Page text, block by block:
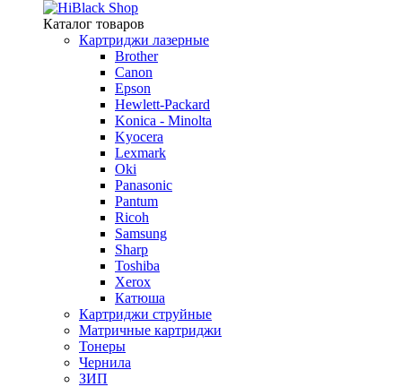
Каталог товаров
Картриджи лазерные
Brother
Canon
Epson
Hewlett-Packard
Konica - Minolta
Kyocera
Lexmark
Oki
Panasonic
Pantum
Ricoh
Samsung
Sharp
Toshiba
Xerox
Катюша
Картриджи струйные
Матричные картриджи
Тонеры
Чернила
ЗИП